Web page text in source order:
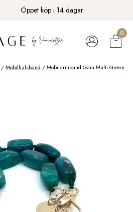
Öppet köp i 14 dagar
0
/Mobilhalsband / Mobilarmband Gaia Multi Green